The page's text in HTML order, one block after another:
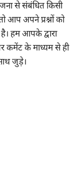
से संबंधित किसी
आप अपने प्रश्नों को
हम आपके द्वारा
कमेंट के माध्यम से ही
जुड़े।